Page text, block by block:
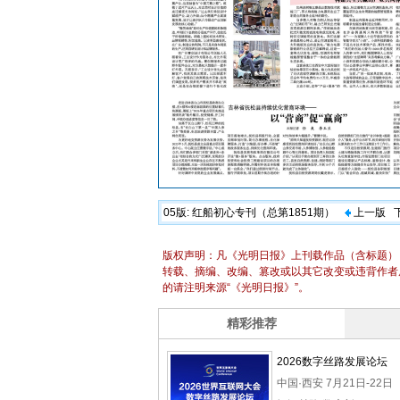
05版: 红船初心专刊（总第1851期） 上一版